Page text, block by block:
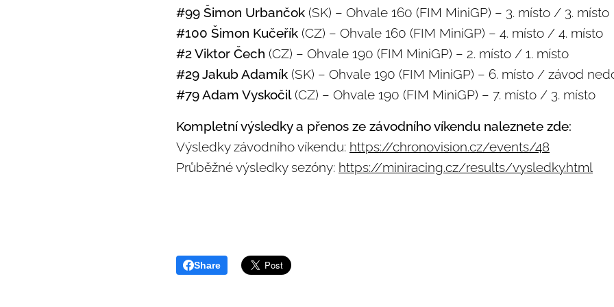
#99 Šimon Urbančok (SK) – Ohvale 160 (FIM MiniGP) – 3. místo / 3. místo
#100 Šimon Kučeřík (CZ) – Ohvale 160 (FIM MiniGP) – 4. místo / 4. místo
#2 Viktor Čech (CZ) – Ohvale 190 (FIM MiniGP) – 2. místo / 1. místo
#29 Jakub Adamík (SK) – Ohvale 190 (FIM MiniGP) – 6. místo / závod
#79 Adam Vyskočil(CZ) – Ohvale 190 (FIM MiniGP) – 7. místo / 3. místo
Kompletní výsledky a přenos ze závodního víkendu naleznete zde:
Výsledky závodního víkendu: https://chronovision.cz/events/48
Průběžné výsledky sezóny: https://miniracing.cz/results/vysledky.html
Share